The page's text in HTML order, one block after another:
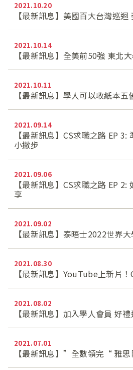
2021.10.20
【最新訊息】美國百大台灣巡迴
2021.10.14
【最新訊息】全美前50強 東北
2021.10.11
【最新訊息】學人可以收紙本五
2021.09.14
【最新訊息】CS求職之路 EP
小撇步
2021.09.06
【最新訊息】CS求職之路 EP
享
2021.09.02
【最新訊息】泰晤士2022世界
2021.08.30
【最新訊息】YouTube上新片
2021.08.02
【最新訊息】加入學人會員 好
2021.07.01
【最新訊息】”全數領完“ 雅思